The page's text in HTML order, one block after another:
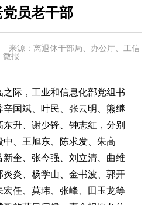
员老干部
来源：离退休干部局、办公厅、工信
微报
之际，工业和信息化部党组书
国斌、叶民、张云明、熊继
升、谢少锋、钟志红，分别
、王旭东、陈求发、朱高
奎、张今强、刘立清、曲维
炎、杨学山、金书波、郭开
任、莫玮、张峰、田玉龙等